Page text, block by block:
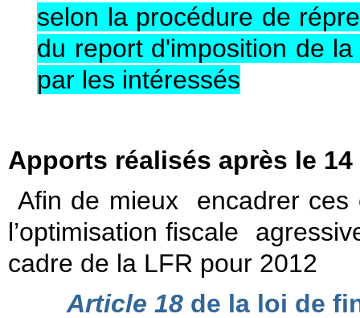
selon la procédure de
du report d'imposition de
par les intéressés
Apports réalisés après le 14
Afin de mieux encadrer ces
l’optimisation fiscale
cadre de la LFR pour 2012
Article 18 de la loi de